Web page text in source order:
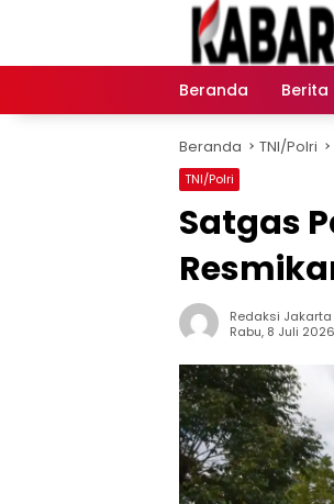
Beranda Berita
Beranda TNI/Polri
TNI/Polri
Satgas
Redaksi Jakarta
Rabu, 8 Juli 2026